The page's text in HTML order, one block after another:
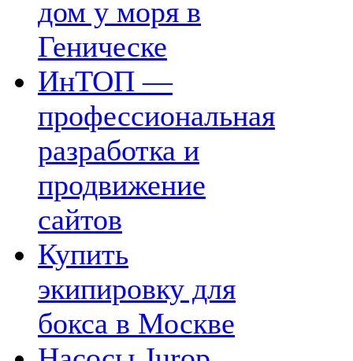
дом у моря в
Геническе
ИнТОП —
профессиональная
разработка и
продвижение
сайтов
Купить
экипировку для
бокса в Москве